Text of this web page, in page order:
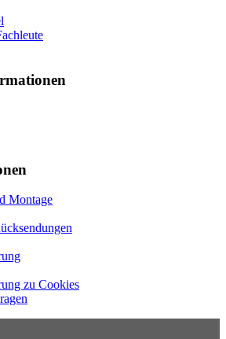
Montage
zu Cookies